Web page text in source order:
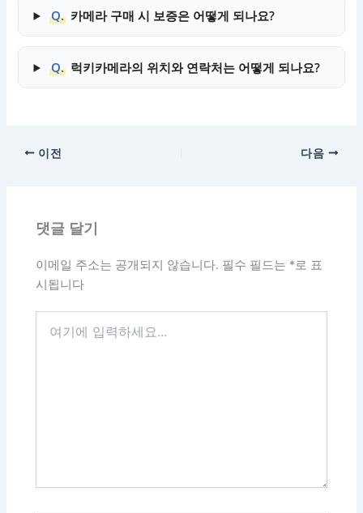
Q. 카메라 구매 시 보증은 어떻게 되나요?
Q. 럭키카메라의 위치와 연락처는 어떻게 되나요?
이전 다음
댓글 달기
이메일 주소는 공개되지 않습니다. 필수 필드는 *로 표
시됩니다